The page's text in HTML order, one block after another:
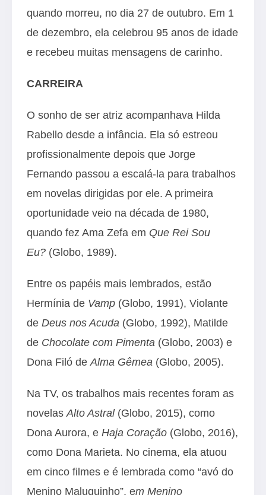
quando morreu, no dia 27 de outubro. Em 1
de dezembro, ela celebrou 95 anos de idade
e recebeu muitas mensagens de carinho.
CARREIRA
O sonho de ser atriz acompanhava Hilda
Rabello desde a infância. Ela só estreou
profissionalmente depois que Jorge
Fernando passou a escalá-la para trabalhos
em novelas dirigidas por ele. A primeira
oportunidade veio na década de 1980,
quando fez Ama Zefa em Que Rei Sou
Eu? (Globo, 1989).
Entre os papéis mais lembrados, estão
Hermínia de Vamp (Globo, 1991), Violante
de Deus nos Acuda (Globo, 1992), Matilde
de Chocolate com Pimenta (Globo, 2003) e
Dona Filó de Alma Gêmea (Globo, 2005).
Na TV, os trabalhos mais recentes foram as
novelas Alto Astral (Globo, 2015), como
Dona Aurora, e Haja Coração (Globo, 2016),
como Dona Marieta. No cinema, ela atuou
em cinco filmes e é lembrada como “avó do
Menino Maluquinho”, em Menino